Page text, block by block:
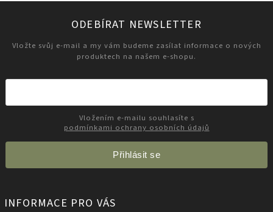
ODEBÍRAT NEWSLETTER
Vložte svůj e-mail a my vám budeme zasílat informace o nových
produktech na našem e-shopu.
podmínkami ochrany osobních údajů
Přihlásit se
INFORMACE PRO VÁS